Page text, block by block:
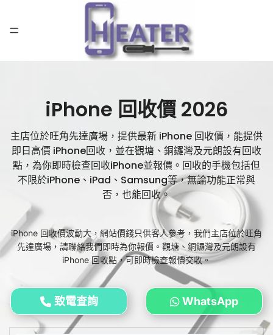
iPhone 回收價 2026
主店位於旺角先達廣場，提供最新 iPhone 回收價，能提供
即日高價 iPhone回收，並在觀塘、銅鑼灣及元朗設有回收
點，為你即時檢查回收iPhone並報價。回收的手機包括但
不限於iPhone、iPad、Samsung等，無論功能正常與
否，也能回收。
iPhone 回收價波動大，網站價錢只供客人參考，我們主店位於旺角
先達廣場，請聯絡我們即時為你報價。觀塘、銅鑼灣及元朗設有
iPhone 回收點，可即時檢查報價交收。
致電查詢 WhatsApp